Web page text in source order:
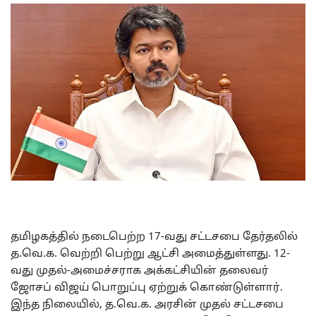
தமிழகத்தில் நடைபெற்ற 17-வது சட்டசபை தேர்தலில்
த.வெ.க. வெற்றி பெற்று ஆட்சி அமைத்துள்ளது. 12-
வது முதல்-அமைச்சராக அக்கட்சியின் தலைவர்
ஜோசப் விஜய் பொறுப்பு ஏற்றுக் கொண்டுள்ளார்.
இந்த நிலையில், த.வெ.க. அரசின் முதல் சட்டசபை